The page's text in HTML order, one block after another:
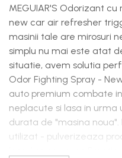
MEGUIAR'S Odorizant
new car air refresher
masinii tale are mirosuri
simplu nu mai este atat
situatie, avem solutia
Odor Fighting Spray -
auto premium combate
neplacute si lasa in
durata de "masina noua".
utilizat - pulverizeaza